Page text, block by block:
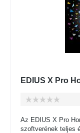
EDIUS X Pro
Az EDIUS X Pro
szoftverének teljes